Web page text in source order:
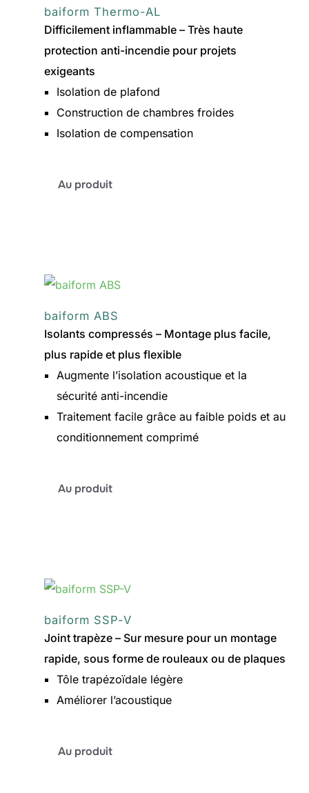
baiform Thermo-AL
Difficilement inflammable – Très haute
protection anti-incendie pour projets
exigeants
Isolation de plafond
Construction de chambres froides
Isolation de compensation
Au produit:
baiform ABS
Isolants compressés – Montage plus facile,
plus rapide et plus flexible
Augmente l’isolation acoustique et la
sécurité anti-incendie
Traitement facile grâce au faible poids et au
conditionnement comprimé
Au produit:
baiform SSP-V
Joint trapèze – Sur mesure pour un montage
rapide, sous forme de rouleaux ou de plaques
Tôle trapézoïdale légère
Améliorer l’acoustique
Au produit: